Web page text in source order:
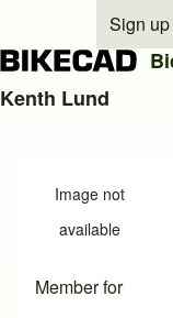
Close search
User
Sign up
Kenth Lund
Image not
available
Member for